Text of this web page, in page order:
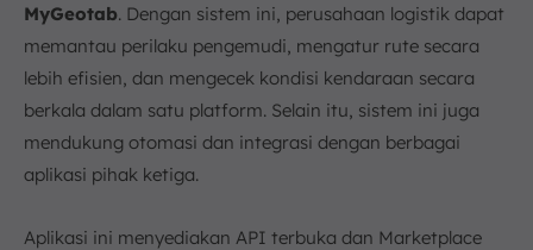
MyGeotab. Dengan sistem ini, perusahaan logistik dapat
memantau perilaku pengemudi, mengatur rute secara
lebih efisien, dan mengecek kondisi kendaraan secara
berkala dalam satu platform. Selain itu, sistem ini juga
mendukung otomasi dan integrasi dengan berbagai
aplikasi pihak ketiga.
Aplikasi ini menyediakan API terbuka dan Marketplace